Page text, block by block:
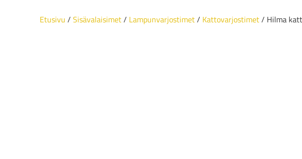
Etusivu / Sisävalaisimet/ Lampunvarjostimet/ Kattovarjostimet/ Hilma